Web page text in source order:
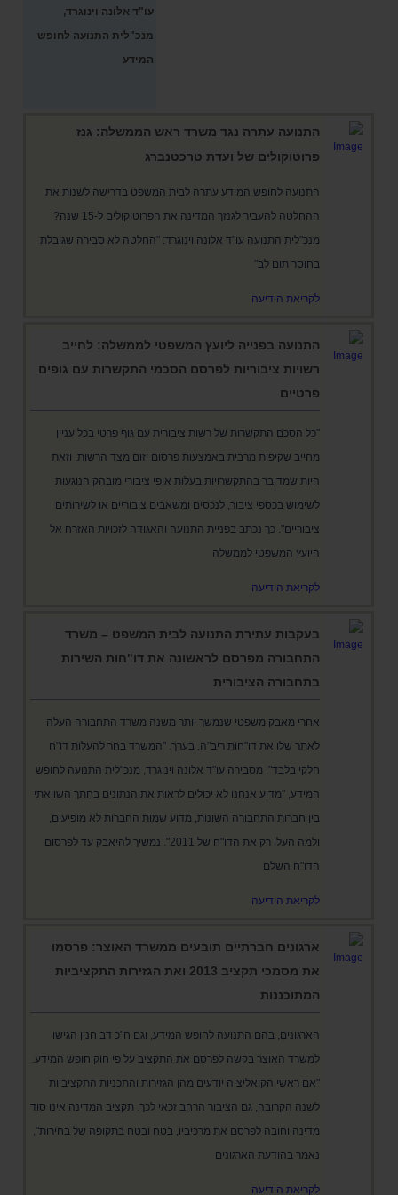
עו"ד אלונה וינוגרד,
מנכ"לית התנועה לחופש
המידע
התנועה עתרה נגד משרד ראש הממשלה: גנז
פרוטוקולים של ועדת טרכטנברג
התנועה לחופש המידע עתרה לבית המשפט בדרישה לשנות את
ההחלטה להעביר לגנזך המדינה את הפרוטוקולים ל-15 שנה?
מנכ"לית התנועה עו"ד אלונה וינוגרד: "החלטה לא סבירה שגובלת
בחוסר תום לב"
לקריאת הידיעה
התנועה בפנייה ליועץ המשפטי לממשלה: לחייב
רשויות ציבוריות לפרסם הסכמי התקשרות עם גופים
פרטיים
"כל הסכם התקשרות של רשות ציבורית עם גוף פרטי בכל עניין
מחייב שקיפות מרבית באמצעות פרסום יזום מצד הרשות, וזאת
היות שמדובר בהתקשרויות בעלות אופי ציבורי מובהק הנוגעות
לשימוש בכספי ציבור, לנכסים ומשאבים ציבוריים או לשירותים
ציבוריים". כך נכתב בפניית התנועה והאגודה לזכויות האזרח אל
היועץ המשפטי לממשלה
לקריאת הידיעה
בעקבות עתירת התנועה לבית המשפט – משרד
התחבורה מפרסם לראשונה את דו"חות השירות
בתחבורה הציבורית
אחרי מאבק משפטי שנמשך יותר משנה משרד התחבורה העלה
לאתר שלו את דו"חות ריב"ה. בערך. "המשרד בחר להעלות דו"ח
חלקי בלבד", מסבירה עו"ד אלונה וינוגרד, מנכ"לית התנועה לחופש
המידע, "מדוע אנחנו לא יכולים לראות את הנתונים בחתך השוואתי
בין חברות התחבורה השונות, מדוע שמות החברות לא מופיעים,
ולמה העלו רק את הדו"ח של 2011". נמשיך להיאבק עד לפרסום
הדו"ח השלם
לקריאת הידיעה
ארגונים חברתיים תובעים ממשרד האוצר: פרסמו
את מסמכי תקציב 2013 ואת הגזירות התקציביות
המתוכננות
הארגונים, בהם התנועה לחופש המידע, וגם ח"כ דב חנין הגישו
למשרד האוצר בקשה לפרסם את התקציב על פי חוק חופש המידע.
"אם ראשי הקואליציה יודעים מהן הגזירות והתכניות התקציביות
לשנה הקרובה, גם הציבור הרחב זכאי לכך. תקציב המדינה אינו סוד
מדינה וחובה לפרסם את מרכיביו, בטח ובטח בתקופה של בחירות",
נאמר בהודעת הארגונים
לקריאת הידיעה